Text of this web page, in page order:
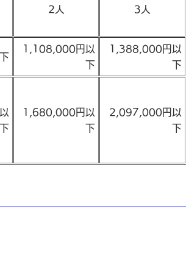
2人 3人
1,108,000円以
下
1,388,000円以
下
下
1,680,000円以
下
2,097,000円以
下